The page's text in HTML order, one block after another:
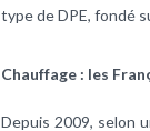
type de DPE, fondé
Chauffage : les
Depuis 2009, selon